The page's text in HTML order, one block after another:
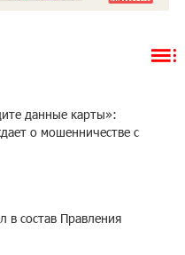
данные карты»:
о мошенничестве с
в состав Правления